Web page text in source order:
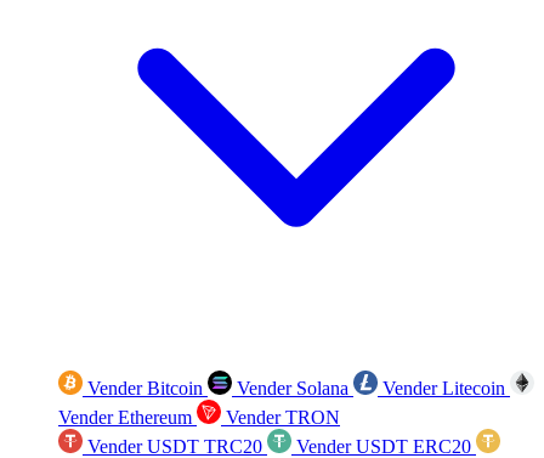
Vender Bitcoin Vender Solana
Vender Litecoin
Vender Ethereum
Vender TRON
Vender USDT TRC20
Vender USDT ERC20